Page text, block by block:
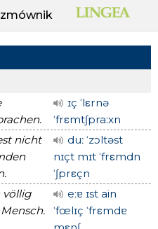
ɪç ˈlεrnə
ˈfrεmtʃpraːxn
nicht
duː ˈzɔltəst
nɪçt mɪt ˈfrεmdn
ˈʃprεçn
völlig
eːɐ ɪst ain
ˈfœlɪç ˈfrεmdɐ